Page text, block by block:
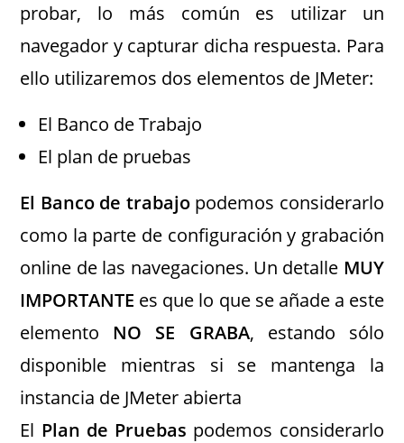
probar, lo más común es utilizar un
navegador y capturar dicha respuesta. Para
ello utilizaremos dos elementos de JMeter:
El Banco de Trabajo
El plan de pruebas
El Banco de trabajopodemos considerarlo
como la parte de configuración y grabación
online de las navegaciones. Un detalle MUY
IMPORTANTE es que lo que se añade a este
elemento NO SE GRABA, estando sólo
disponible mientras si se mantenga la
instancia de JMeter abierta
El Plan de Pruebas podemos considerarlo